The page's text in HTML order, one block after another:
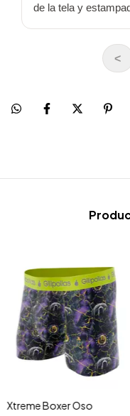
de la tela y
<
Xtreme Boxer Oso